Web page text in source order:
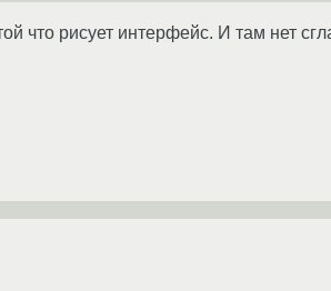
что рисует интерфейс. И там нет